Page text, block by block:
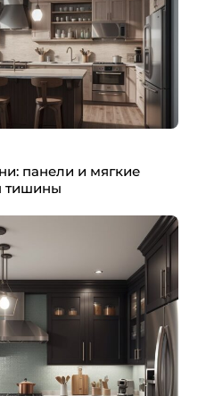
панели и мягкие
тишины